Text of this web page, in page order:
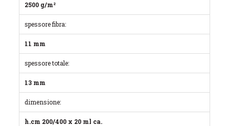
2500 g/m²
spessore fibra:
11 mm
spessore totale:
13 mm
dimensione:
h.cm 200/400 x 20 ml ca.